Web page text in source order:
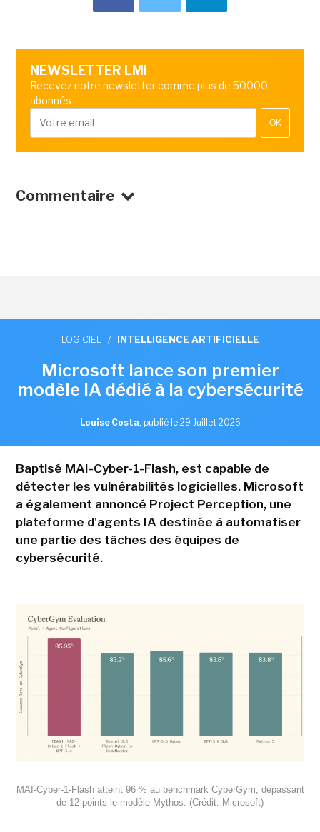
NEWSLETTER LMI
Recevez notre newsletter comme plus de 50000
abonnés
OK
Commentaire
LOGICIEL / INTELLIGENCE ARTIFICIELLE
Microsoft lance son premier
modèle IA dédié à la cybersécurité
Louise Costa, publié le 29 Juillet 2026
Baptisé MAI-Cyber-1-Flash, est capable de
détecter les vulnérabilités logicielles. Microsoft
a également annoncé Project Perception, une
plateforme d'agents IA destinée à automatiser
une partie des tâches des équipes de
cybersécurité.
MAI-Cyber-1-Flash atteint 96 % au benchmark CyberGym, dépassant
de 12 points le modèle Mythos. (Crédit: Microsoft)